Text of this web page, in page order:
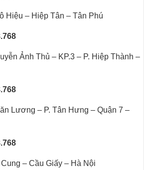
Hiệu – Hiệp Tân – Tân Phú
Ảnh Thủ – KP.3 – P. Hiệp Thành –
Lương – P. Tân Hưng – Quận 7 –
Cung – Cầu Giấy – Hà Nội